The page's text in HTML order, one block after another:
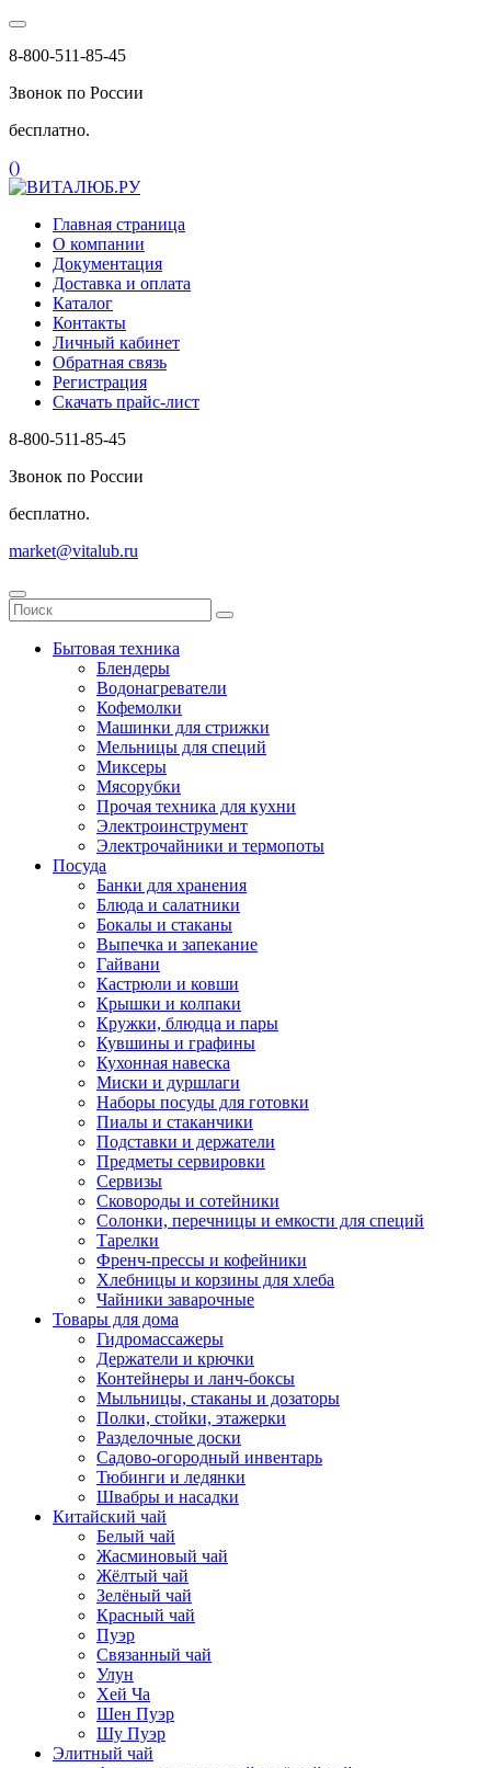
8-800-511-85-45
Звонок по России
бесплатно.
()
Главная страница
О компании
Документация
Доставка и оплата
Каталог
Контакты
Личный кабинет
Обратная связь
Регистрация
Скачать прайс-лист
8-800-511-85-45
Звонок по России
бесплатно.
market@vitalub.ru
Бытовая техника
Блендеры
Водонагреватели
Кофемолки
Машинки для стрижки
Мельницы для специй
Миксеры
Мясорубки
Прочая техника для кухни
Электроинструмент
Электрочайники и термопоты
Посуда
Банки для хранения
Блюда и салатники
Бокалы и стаканы
Выпечка и запекание
Гайвани
Кастрюли и ковши
Крышки и колпаки
Кружки, блюдца и пары
Кувшины и графины
Кухонная навеска
Миски и дуршлаги
Наборы посуды для готовки
Пиалы и стаканчики
Подставки и держатели
Предметы сервировки
Сервизы
Сковороды и сотейники
Солонки, перечницы и емкости для специй
Тарелки
Френч-прессы и кофейники
Хлебницы и корзины для хлеба
Чайники заварочные
Товары для дома
Гидромассажеры
Держатели и крючки
Контейнеры и ланч-боксы
Мыльницы, стаканы и дозаторы
Полки, стойки, этажерки
Разделочные доски
Садово-огородный инвентарь
Тюбинги и ледянки
Швабры и насадки
Китайский чай
Белый чай
Жасминовый чай
Жёлтый чай
Зелёный чай
Красный чай
Пуэр
Связанный чай
Улун
Хей Ча
Шен Пуэр
Шу Пуэр
Элитный чай